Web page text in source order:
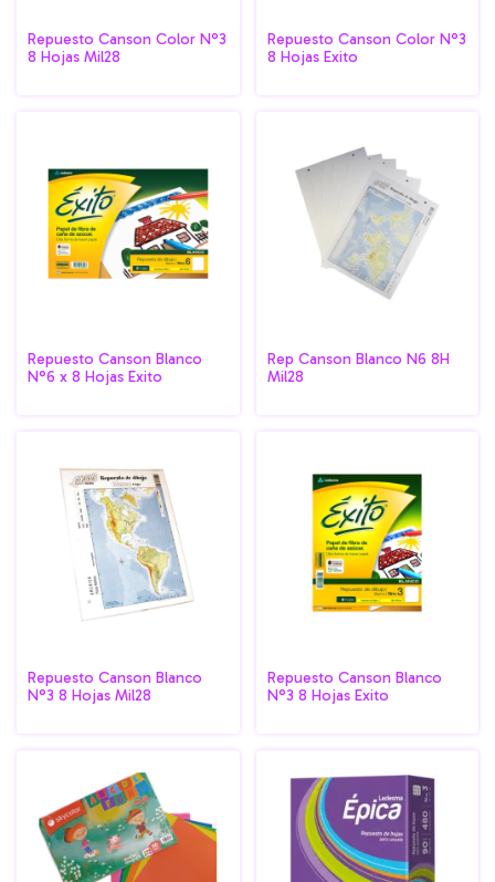
Repuesto Canson Color N°3
8 Hojas Mil28
Repuesto Canson Color N°3
8 Hojas Exito
Repuesto Canson Blanco
N°6 x 8 Hojas Exito
Rep Canson Blanco N6 8H
Mil28
Repuesto Canson Blanco
N°3 8 Hojas Mil28
Repuesto Canson Blanco
N°3 8 Hojas Exito